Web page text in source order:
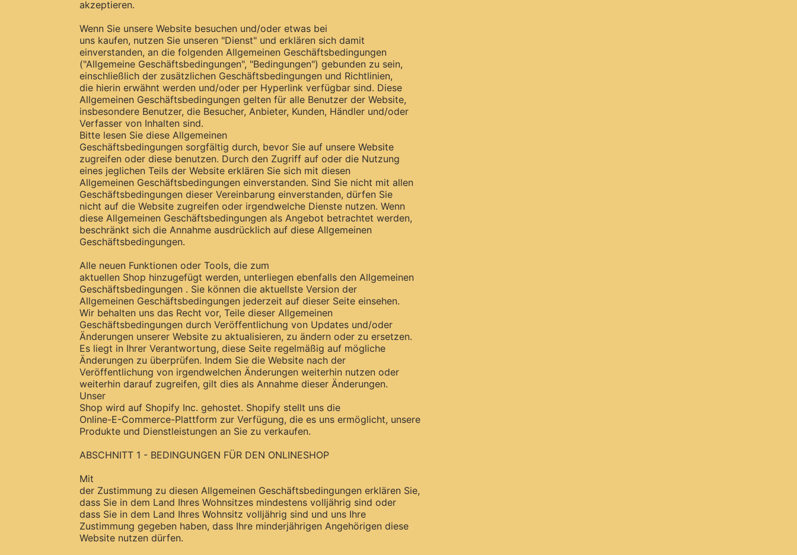
akzeptieren.
Wenn Sie unsere Website besuchen und/oder etwas bei
uns kaufen, nutzen Sie unseren "Dienst" und erklären sich damit
einverstanden, an die folgenden Allgemeinen Geschäftsbedingungen
("Allgemeine Geschäftsbedingungen", "Bedingungen") gebunden zu sein,
einschließlich der zusätzlichen Geschäftsbedingungen und Richtlinien,
die hierin erwähnt werden und/oder per Hyperlink verfügbar sind. Diese
Allgemeinen Geschäftsbedingungen gelten für alle Benutzer der Website,
insbesondere Benutzer, die Besucher, Anbieter, Kunden, Händler und/oder
Verfasser von Inhalten sind.
Bitte lesen Sie diese Allgemeinen
Geschäftsbedingungen sorgfältig durch, bevor Sie auf unsere Website
zugreifen oder diese benutzen. Durch den Zugriff auf oder die Nutzung
eines jeglichen Teils der Website erklären Sie sich mit diesen
Allgemeinen Geschäftsbedingungen einverstanden. Sind Sie nicht mit allen
Geschäftsbedingungen dieser Vereinbarung einverstanden, dürfen Sie
nicht auf die Website zugreifen oder irgendwelche Dienste nutzen. Wenn
diese Allgemeinen Geschäftsbedingungen als Angebot betrachtet werden,
beschränkt sich die Annahme ausdrücklich auf diese Allgemeinen
Geschäftsbedingungen.
Alle neuen Funktionen oder Tools, die zum
aktuellen Shop hinzugefügt werden, unterliegen ebenfalls den Allgemeinen
Geschäftsbedingungen . Sie können die aktuellste Version der
Allgemeinen Geschäftsbedingungen jederzeit auf dieser Seite einsehen.
Wir behalten uns das Recht vor, Teile dieser Allgemeinen
Geschäftsbedingungen durch Veröffentlichung von Updates und/oder
Änderungen unserer Website zu aktualisieren, zu ändern oder zu ersetzen.
Es liegt in Ihrer Verantwortung, diese Seite regelmäßig auf mögliche
Änderungen zu überprüfen. Indem Sie die Website nach der
Veröffentlichung von irgendwelchen Änderungen weiterhin nutzen oder
weiterhin darauf zugreifen, gilt dies als Annahme dieser Änderungen.
Unser
Shop wird auf Shopify Inc. gehostet. Shopify stellt uns die
Online-E-Commerce-Plattform zur Verfügung, die es uns ermöglicht, unsere
Produkte und Dienstleistungen an Sie zu verkaufen.
ABSCHNITT 1 - BEDINGUNGEN FÜR DEN ONLINESHOP
Mit
der Zustimmung zu diesen Allgemeinen Geschäftsbedingungen erklären Sie,
dass Sie in dem Land Ihres Wohnsitzes mindestens volljährig sind oder
dass Sie in dem Land Ihres Wohnsitz volljährig sind und uns Ihre
Zustimmung gegeben haben, dass Ihre minderjährigen Angehörigen diese
Website nutzen dürfen.